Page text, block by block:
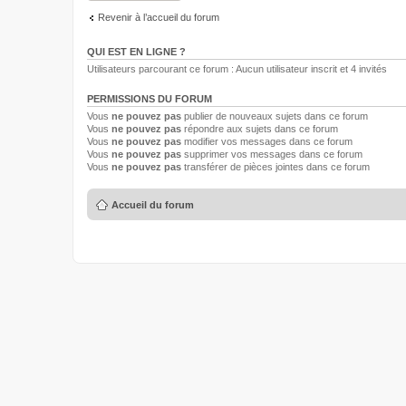
Revenir à l’accueil du forum
QUI EST EN LIGNE ?
Utilisateurs parcourant ce forum : Aucun utilisateur inscrit et 4 invités
PERMISSIONS DU FORUM
Vous ne pouvez pas publier de nouveaux sujets dans ce forum
Vous ne pouvez pas répondre aux sujets dans ce forum
Vous ne pouvez pas modifier vos messages dans ce forum
Vous ne pouvez pas supprimer vos messages dans ce forum
Vous ne pouvez pas transférer de pièces jointes dans ce forum
Accueil du forum